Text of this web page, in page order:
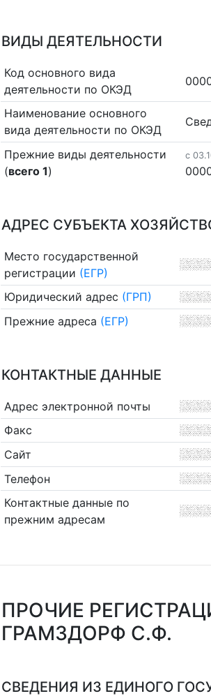
ВИДЫ ДЕЯТЕЛЬНОСТИ
Код основного вида
деятельности по ОКЭД
Наименование основного
вида деятельности по ОКЭД
Прежние виды деятельности
(всего 1)
c
АДРЕС СУБЪЕКТА
Место государственной
регистрации (ЕГР)
Юридический адрес (ГРП)
Прежние адреса (ЕГР)
КОНТАКТНЫЕ ДАННЫЕ
Адрес электронной почты
Факс
Сайт
Телефон
Контактные данные по
прежним адресам
ПРОЧИЕ
ГРАМЗДОРФ С.Ф.
СВЕДЕНИЯ ИЗ ЕДИНОГО